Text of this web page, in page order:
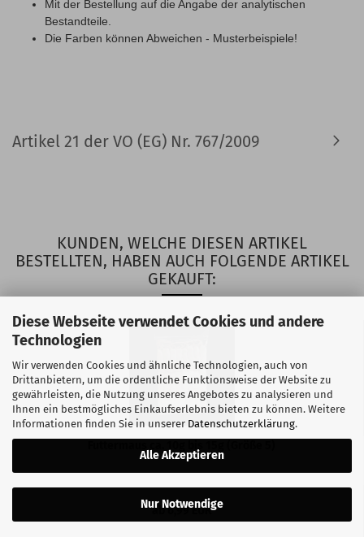
Diese Webseite verwendet Cookies und andere
Technologien
Wir verwenden Cookies und ähnliche Technologien, auch von
Drittanbietern, um die ordentliche Funktionsweise der Website zu
gewährleisten, die Nutzung unseres Angebotes zu analysieren und
Ihnen ein bestmögliches Einkaufserlebnis bieten zu können. Weitere
Informationen finden Sie in unserer Datenschutzerklärung.
Alle Akzeptieren
Nur Notwendige
Mit der Bestellung auf die Angabe der analytischen
Bestandteile.
Die Farben können Abweichen - Musterbeispiele!
Artikel 21 der VO (EG) Nr. 767/2009
KUNDEN, WELCHE DIESEN ARTIKEL
BESTELLTEN, HABEN AUCH FOLGENDE ARTIKEL
GEKAUFT:
ab 6,99 EUR